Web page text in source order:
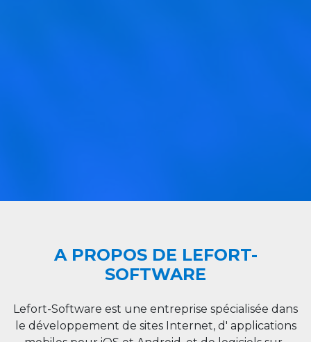
A PROPOS DE LEFORT-
SOFTWARE
Lefort-Software est une entreprise spécialisée dans
le développement de sites Internet, d' applications